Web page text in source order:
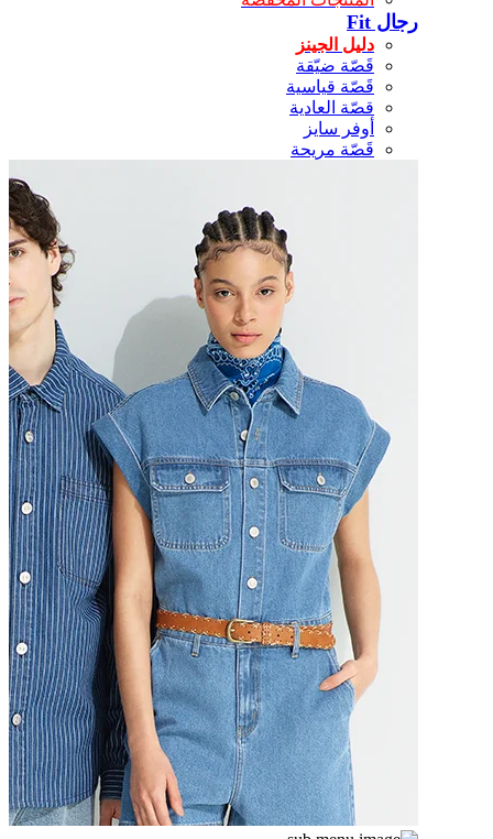
رجال Fit
دليل الجينز
قَصّة ضيّقة
قَصّة قياسية
قصّة العادية
أوفر سايز
قَصّة مريحة